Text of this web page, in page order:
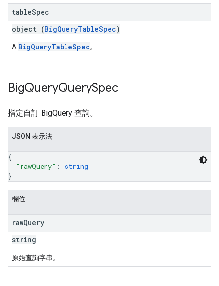
tableSpec
object (BigQueryTableSpec)
A BigQueryTableSpec。
BigQueryQuerySpec
指定自訂 BigQuery 查詢。
JSON 表示法
{
"rawQuery" : string
}
欄位
rawQuery
string
原始查詢字串。